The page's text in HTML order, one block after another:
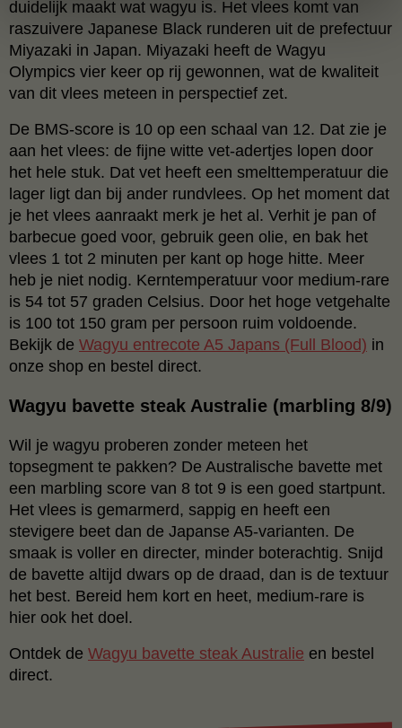
duidelijk maakt wat wagyu is. Het vlees komt van
raszuivere Japanese Black runderen uit de prefectuur
Miyazaki in Japan. Miyazaki heeft de Wagyu
Olympics vier keer op rij gewonnen, wat de kwaliteit
van dit vlees meteen in perspectief zet.
De BMS-score is 10 op een schaal van 12. Dat zie je
aan het vlees: de fijne witte vet-adertjes lopen door
het hele stuk. Dat vet heeft een smelttemperatuur die
lager ligt dan bij ander rundvlees. Op het moment dat
je het vlees aanraakt merk je het al. Verhit je pan of
barbecue goed voor, gebruik geen olie, en bak het
vlees 1 tot 2 minuten per kant op hoge hitte. Meer
heb je niet nodig. Kerntemperatuur voor medium-rare
is 54 tot 57 graden Celsius. Door het hoge vetgehalte
is 100 tot 150 gram per persoon ruim voldoende.
Bekijk de Wagyu entrecote A5 Japans (Full Blood) in
onze shop en bestel direct.
Wagyu bavette steak Australie (marbling 8/9)
Wil je wagyu proberen zonder meteen het
topsegment te pakken? De Australische bavette met
een marbling score van 8 tot 9 is een goed startpunt.
Het vlees is gemarmerd, sappig en heeft een
stevigere beet dan de Japanse A5-varianten. De
smaak is voller en directer, minder boterachtig. Snijd
de bavette altijd dwars op de draad, dan is de textuur
het best. Bereid hem kort en heet, medium-rare is
hier ook het doel.
Ontdek de Wagyu bavette steak Australie en bestel
direct.